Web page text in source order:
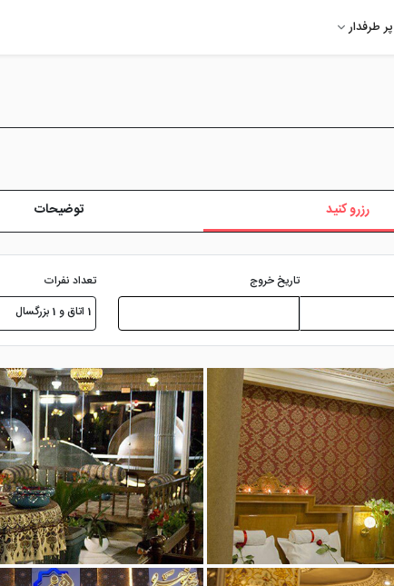
پر طرفدار
رزرو کنید توضیحات
تاریخ خروج
تعداد نفرات
1 اتاق و 1 بزرگسال